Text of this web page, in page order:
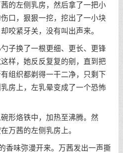
左侧乳房，然后拿了一把小
口，狠狠一挖，挖出了一小块
咬紧牙关，没有叫出声来。
换了一根更细、更长、更锋
样，她反反复复的剜，直到把
组织都剃得一干二净，只剩下
房上，左乳晕变成了一个恐怖
烙铁中，加热至沸腾。然
万茜的左侧乳房上。
味弥漫开来。万茜发出一声撕